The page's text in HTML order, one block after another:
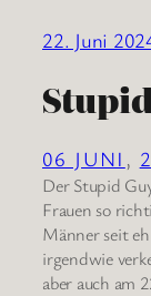
22. Juni
06 JUNI ,
Der Stupid
Frauen so
Männer seit
irgendwie
aber auch am